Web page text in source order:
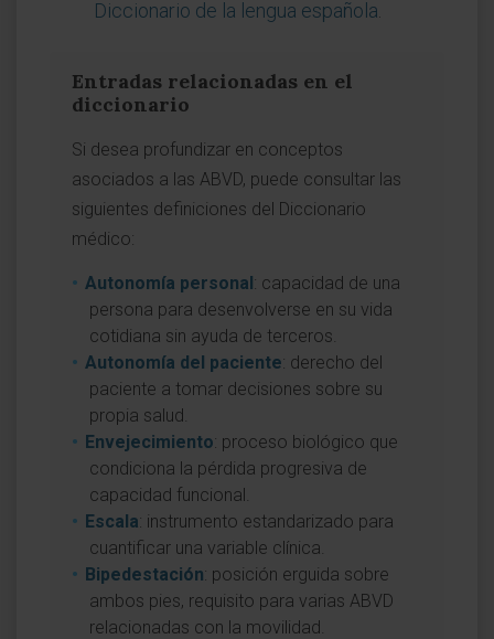
Diccionario de la lengua española
Entradas relacionadas en el
diccionario
Si desea profundizar en conceptos
asociados a las ABVD, puede consultar las
siguientes definiciones del Diccionario
médico:
Autonomía personal: capacidad de una
persona para desenvolverse en su vida
cotidiana sin ayuda de terceros.
Autonomía del paciente: derecho del
paciente a tomar decisiones sobre su
propia salud.
Envejecimiento: proceso biológico que
condiciona la pérdida progresiva de
capacidad funcional.
Escala: instrumento estandarizado para
cuantificar una variable clínica.
Bipedestación: posición erguida sobre
ambos pies, requisito para varias ABVD
relacionadas con la movilidad.